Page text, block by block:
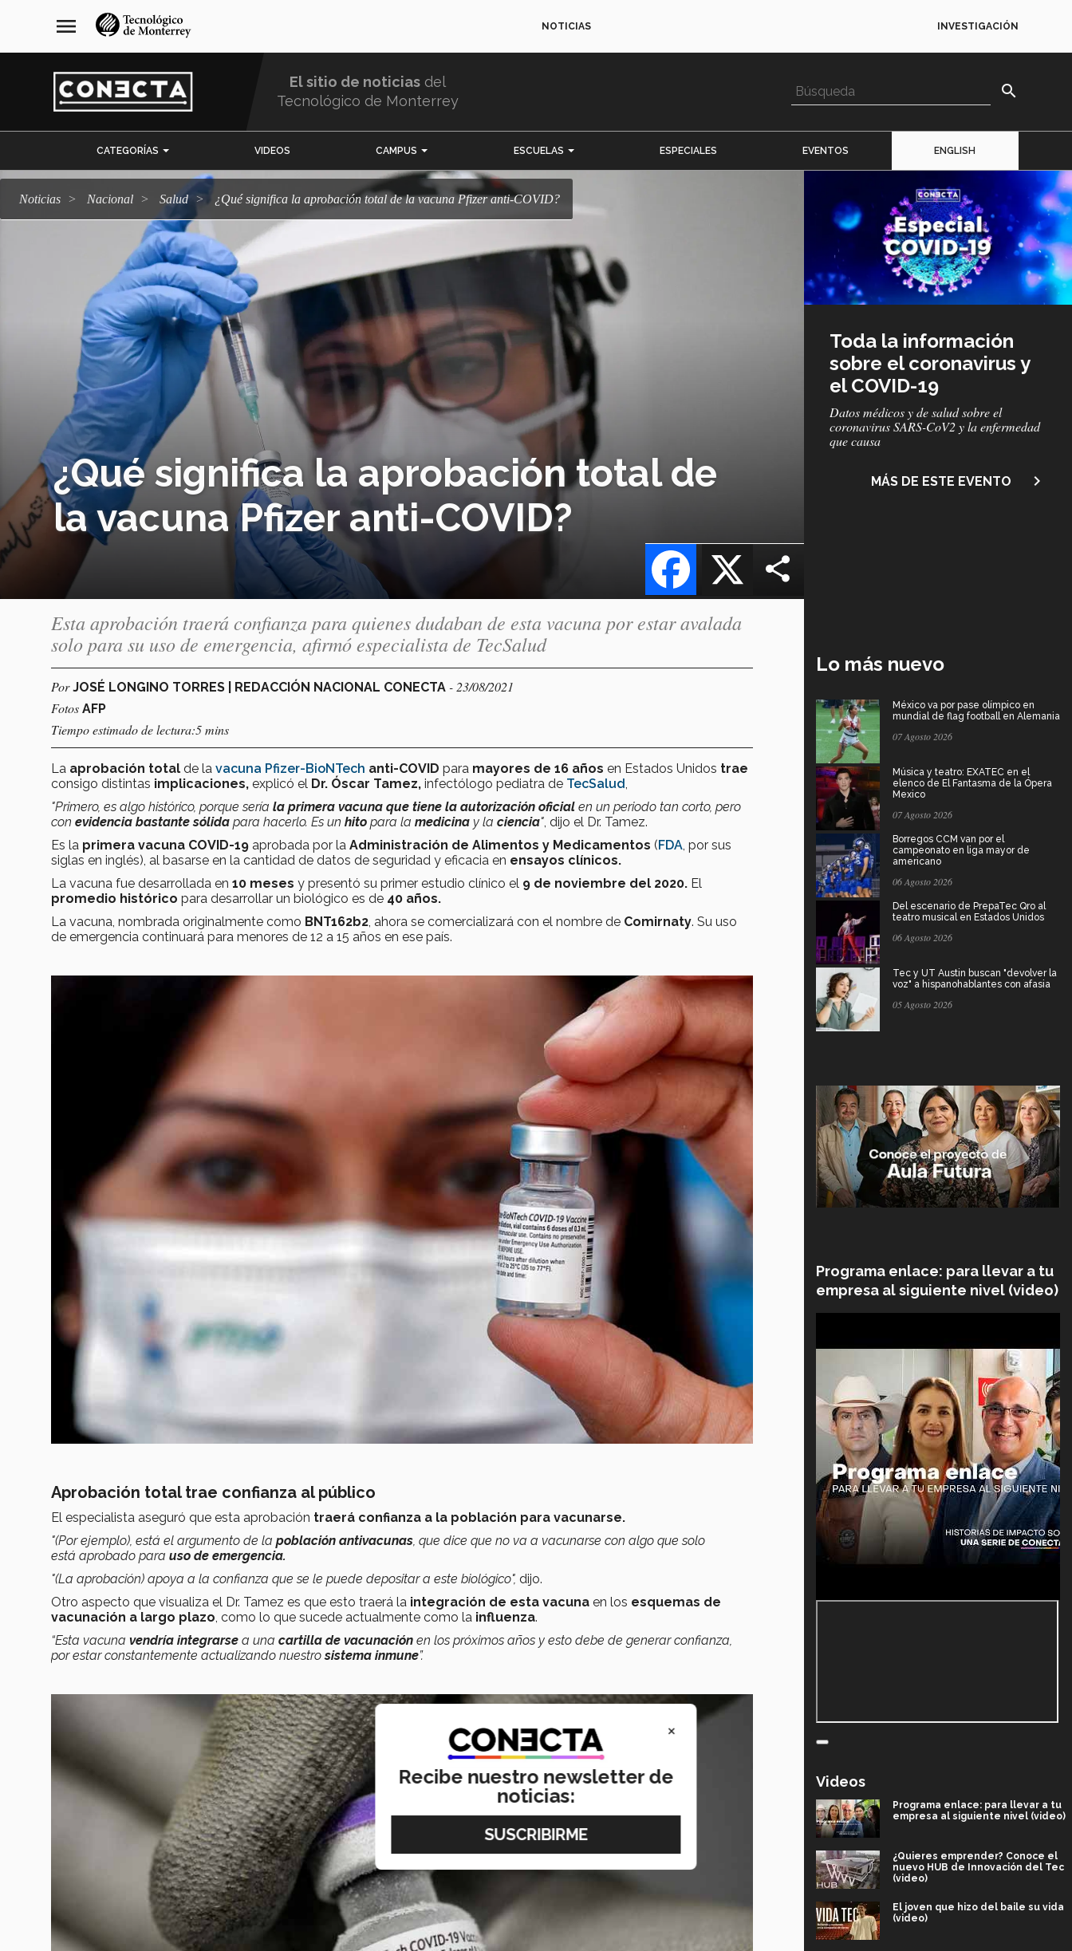
navegación
principal
menu NOTICIAS INVESTIGACIÓN
El sitio de noticias del
Tecnológico de Monterrey
search
CATEGORÍAS VIDEOS CAMPUS ESCUELAS ESPECIALES EVENTOS ENGLISH
Noticias Nacional salud ¿Qué significa la aprobación total de la vacuna Pfizer anti-COVID?
¿Qué significa la aprobación total de
la vacuna Pfizer anti-COVID?
X
Facebook
Toda la información
sobre el coronavirus y
el COVID-19
Subtítulo
Datos médicos y de salud sobre el
coronavirus SARS-CoV2 y la enfermedad
que causa
MÁS DE ESTE EVENTO navigate_next
Esta aprobación traerá confianza para quienes dudaban de esta vacuna por estar avalada
solo para su uso de emergencia, afirmó especialista de TecSalud
PorJOSÉ LONGINO TORRES | REDACCIÓN NACIONAL CONECTA - 23/08/2021
Fotos AFP
Tiempo estimado de lectura:5 mins
La aprobación total de la vacuna Pfizer-BioNTech anti-COVID para mayores de 16 años en Estados Unidos trae
consigo distintas implicaciones, explicó el Dr. Óscar Tamez, infectólogo pediatra de TecSalud,
"Primero, es algo histórico, porque sería la primera vacuna que tiene la autorización oficial en un periodo tan corto, pero
con evidencia bastante sólida para hacerlo. Es un hito para la medicina y la ciencia", dijo el Dr. Tamez.
Es la primera vacuna COVID-19 aprobada por la Administración de Alimentos y Medicamentos (FDA, por sus
siglas en inglés), al basarse en la cantidad de datos de seguridad y eficacia en ensayos clínicos.
La vacuna fue desarrollada en 10 meses y presentó su primer estudio clínico el 9 de noviembre del 2020. El
promedio histórico para desarrollar un biológico es de 40 años.
La vacuna, nombrada originalmente como BNT162b2, ahora se comercializará con el nombre de Comirnaty. Su uso
de emergencia continuará para menores de 12 a 15 años en ese país.
Aprobación total trae confianza al público
El especialista aseguró que esta aprobación traerá confianza a la población para vacunarse.
"(Por ejemplo), está el argumento de la población antivacunas, que dice que no va a vacunarse con algo que solo
está aprobado para uso de emergencia.
"(La aprobación) apoya a la confianza que se le puede depositar a este biológico", dijo.
Otro aspecto que visualiza el Dr. Tamez es que esto traerá la integración de esta vacuna en los esquemas de
vacunación a largo plazo, como lo que sucede actualmente como la influenza.
“Esta vacuna vendría integrarse a una cartilla de vacunación en los próximos años y esto debe de generar confianza,
por estar constantemente actualizando nuestrosistema inmune”.
Lo más nuevo
México va por pase olímpico en
mundial de flag football en Alemania
07 Agosto 2026
Música y teatro: EXATEC en el
elenco de El Fantasma de la Ópera
Mexico
07 Agosto 2026
Borregos CCM van por el
campeonato en liga mayor de
americano
06 Agosto 2026
Del escenario de PrepaTec Qro al
teatro musical en Estados Unidos
06 Agosto 2026
Tec y UT Austin buscan "devolver la
voz" a hispanohablantes con afasia
05 Agosto 2026
Programa enlace: para llevar a tu
empresa al siguiente nivel (video)
Videos
Programa enlace: para llevar a tu
empresa al siguiente nivel (video)
¿Quieres emprender? Conoce el
nuevo HUB de Innovación del Tec
(video)
El joven que hizo del baile su vida
(video)
×
Recibe nuestro newsletter de
noticias: